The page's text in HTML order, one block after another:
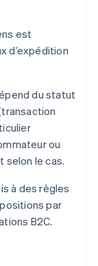
est
d’expédition
du statut
ou
selon le cas.
à des règles
par
B2C.